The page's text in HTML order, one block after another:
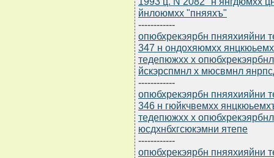
йнлоюмхх "пняяхъ"
------------
опюбхрекэярбн пняяхияйни
347 н ондохяюмхх
тедепюжхх х
йскэрспмнл х мюсвмнл
------------
опюбхрекэярбн пняяхияйни
346 н гюйкчвемхх
тедепюжхх х
юсдхнбхгсюкэмни ятепе
------------
опюбхрекэярбн пняяхияйни